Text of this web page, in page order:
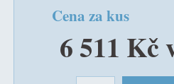
Cena za kus
6 511 Kč